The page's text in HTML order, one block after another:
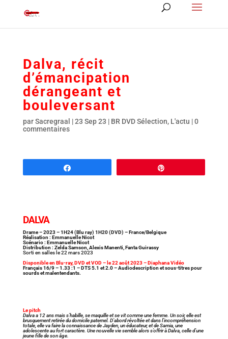
Dalva, récit
d’émancipation
dérangeant et
bouleversant
parSacregraal |23 Sep 23 | BR DVD Sélection, L'actu |0
commentaires
DALVA
Drame – 2023 – 1H24 (Blu ray) 1H20 (DVD) – France/Belgique
Réalisation : Emmanuelle Nicot
Scénario : Emmanuelle Nicot
Distribution : Zelda Samson, Alexis Manenti, Fanta Guirassy
Sorti en salles le 22 mars 2023
Disponible en Blu-ray, DVD et VOD – le 22 août 2023 – Diaphana Vidéo
Français 16/9 – 1.33 :1 – DTS 5.1 et 2.0 – Audiodescription et sous-titres pour
sourds et malentendants.
Le pitch
Dalva a 12 ans mais s’habille, se maquille et se vit comme une femme. Un soir, elle est
brusquement retirée du domicile paternel. D’abord révoltée et dans l’incompréhension
totale, elle va faire la connaissance de Jayden, un éducateur, et de Samia, une
adolescente au fort caractère. Une nouvelle vie semble alors s’offrir à Dalva, celle d’une
jeune fille de son âge.